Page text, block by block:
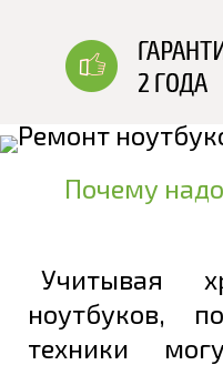
Почему
Учитывая
ноутбуков,
техники